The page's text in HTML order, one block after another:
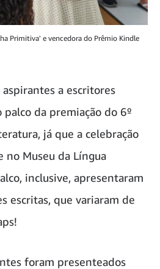
Primitiva' e vencedora do Prêmio Kindle
a escritores
da premiação do 6º
já que a celebração
no Museu da Língua
inclusive, apresentaram
escritas, que variaram de
foram presenteados